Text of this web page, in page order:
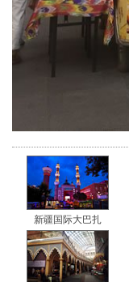
新疆国际大巴扎